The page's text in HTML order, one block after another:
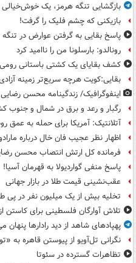
بازگشایی تنگه هرمز، یک
بازیکنی که چشم فلیک را گرفت!
پاسخ بقایی به گرفتن عوارض در
رونالدو: بارسلونا من را ناامید کرد
کشف بقایای یک کشتی باستانی رومی
بقایی:کویت هرچه سریع‌تر زمینه آزادی
اینفوگرافیک/ زندگینامه محسن
رگبار و رعد و برق در شمال و جنوب
آتلانتیک: آمریکا برای حمله به
اظهار نظر عجیب فان خال درباره
فرمانده کل ارتش انتصاب محسن
پاسخ منفی گواردیولا به قهرمان آسیا!
عقب‌نشینی قیمت طلا در بازار جهانی
تخلیه بیش از یک میلیون نفر در پی
تلاش آوارگان فلسطینی برای کاستن
پهپادهای شاهد از دید رادارها پنهان
نگرانی تل‌آویو از پیوستن قاهره به
تظاهرات گسترده در سئوتا